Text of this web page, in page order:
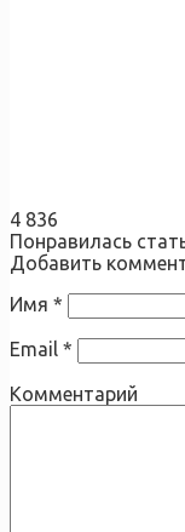
4 836
Понравилась
Добавить
Имя *
Email *
Комментарий